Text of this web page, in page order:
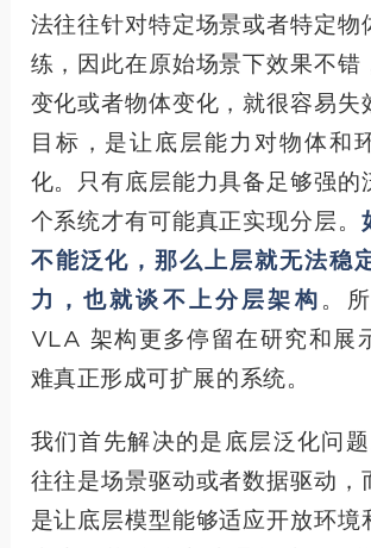
法往往针对特定场景或者特定物
练，因此在原始场景下效果不错
变化或者物体变化，就很容易失
目标，是让底层能力对物体和
化。只有底层能力具备足够强的
个系统才有可能真正实现分层。
不能泛化，那么上层就无法稳
力，也就谈不上分层架构 。
VLA 架构更多停留在研究和展
难真正形成可扩展的系统。
我们首先解决的是底层泛化问
往往是场景驱动或者数据驱动，
是让底层模型能够适应开放环境